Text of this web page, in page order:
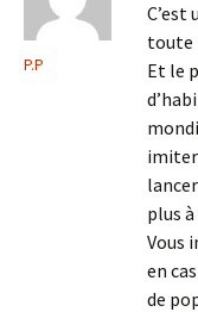
P.P
toute
Et le
plus
Vous
en
de